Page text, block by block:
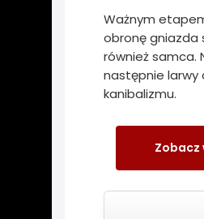
Ważnym
obronę gniazda
również samca.
następnie larwy
kanibalizmu.
Zobacz